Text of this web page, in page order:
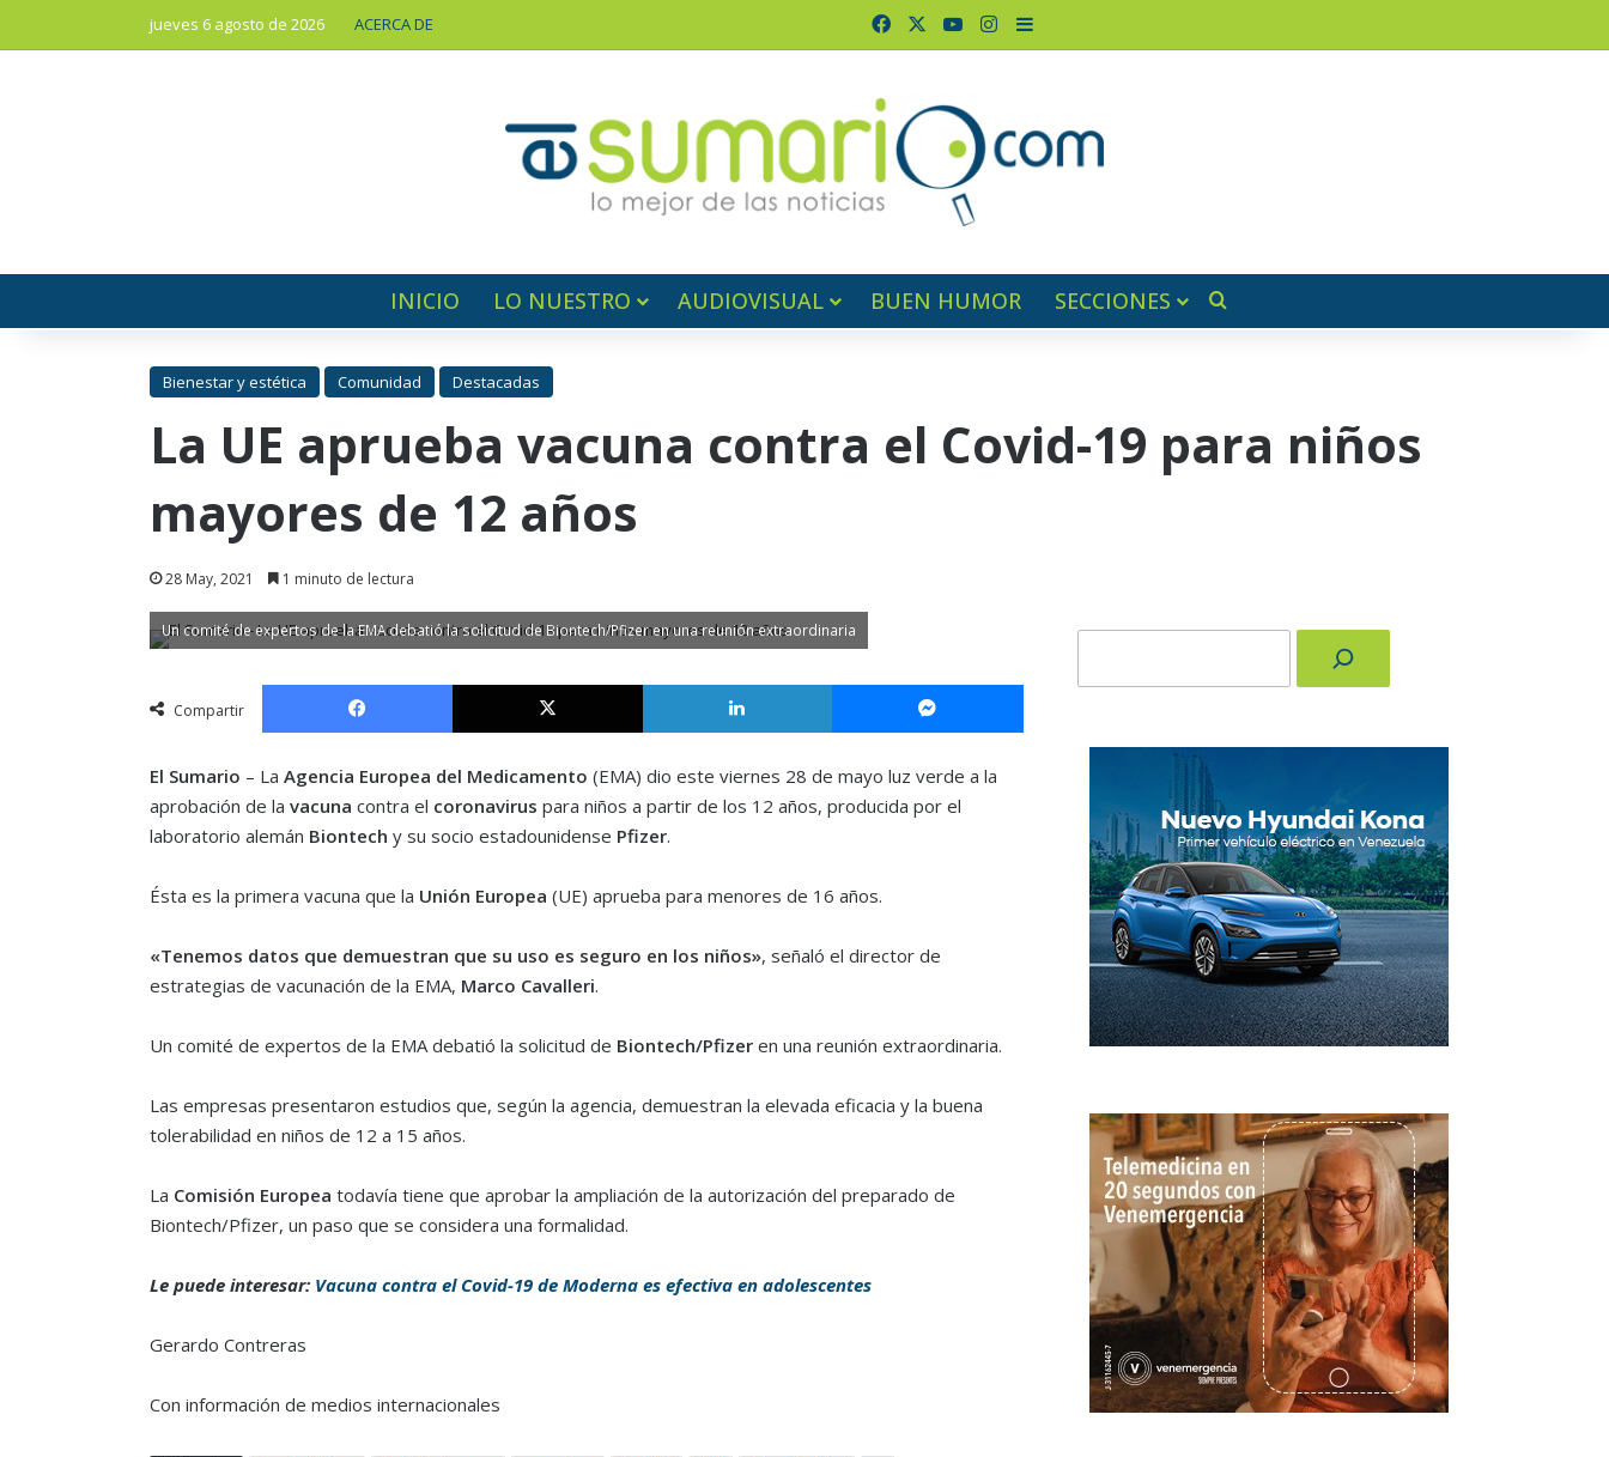
jueves 6 agosto de 2026 ACERCA DE FacebookYouTubeInstagram
Barra lateral
INICIO LO NUESTRO AUDIOVISUAL BUEN HUMOR SECCIONES
Bienestar y estética Comunidad Destacadas
La UE aprueba vacuna contra el Covid-19 para niños
mayores de 12 años
28 May, 2021 1 minuto de lectura
Un comité de expertos de la EMA debatió la solicitud de Biontech/Pfizer en una reunión extraordinaria
Compartir
Facebook X LinkedIn Messenger
El Sumario – La Agencia Europea del Medicamento (EMA) dio este viernes 28 de mayo luz verde a la
aprobación de la vacuna contra el coronavirus para niños a partir de los 12 años, producida por el
laboratorio alemán Biontech y su socio estadounidense Pfizer.
Ésta es la primera vacuna que la Unión Europea (UE) aprueba para menores de 16 años.
«Tenemos datos que demuestran que su uso es seguro en los niños», señaló el director de
estrategias de vacunación de la EMA, Marco Cavalleri.
Un comité de expertos de la EMA debatió la solicitud de Biontech/Pfizeren una reunión extraordinaria.
Las empresas presentaron estudios que, según la agencia, demuestran la elevada eficacia y la buena
tolerabilidad en niños de 12 a 15 años.
La Comisión Europea todavía tiene que aprobar la ampliación de la autorización del preparado de
Biontech/Pfizer, un paso que se considera una formalidad.
Le puede interesar: Vacuna contra el Covid-19 de Moderna es efectiva en adolescentes
Gerardo Contreras
Con información de medios internacionales